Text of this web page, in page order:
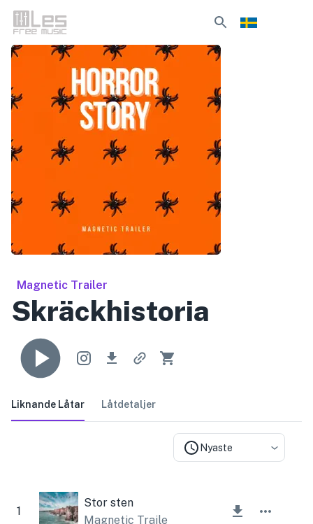
Magnetic Trailer
Skräckhistoria
Liknande Låtar Låtdetaljer
Nyaste
1
Stor sten
Magnetic Trailer